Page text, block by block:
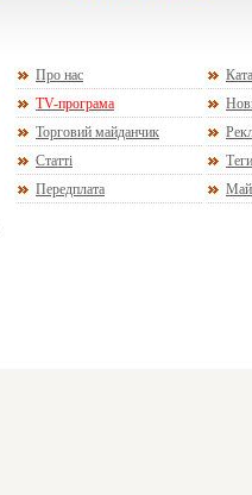
Про нас
TV-програма
Торговий майданчик
Статті
Теги
Передплата